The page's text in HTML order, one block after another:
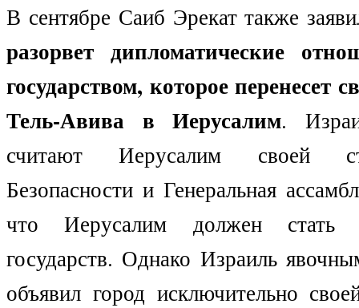
В сентябре Саиб Эрекат также
разорвет дипломатические
государством, которое перенесет
Тель-Авива в Иерусалим.
считают Иерусалим своей
Безопасности и Генеральная
что Иерусалим должен стать
государств. Однако Израиль
объявил город исключительно